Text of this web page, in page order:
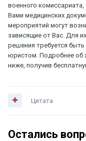
военного
Вами медицинских
мероприятий могут
зависящие от Вас. Для
решения требуется
юристом. Подробнее об
ниже, получив
Цитата
Остались